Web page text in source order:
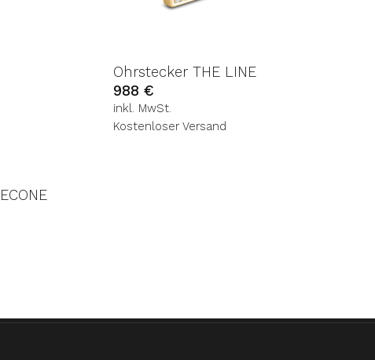
Ohrstecker THE LINE
988 €
inkl. MwSt.
Kostenloser Versand